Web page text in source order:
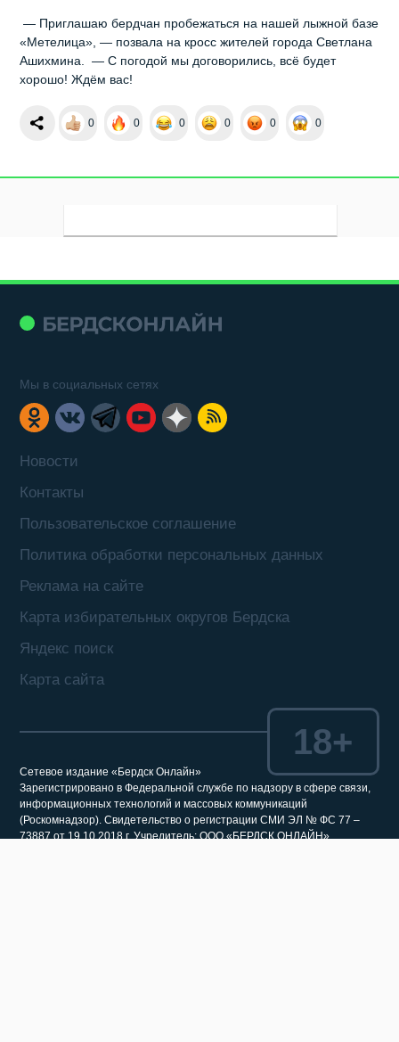
— Приглашаю бердчан пробежаться на нашей лыжной базе
«Метелица», — позвала на кросс жителей города Светлана
Ашихмина. — С погодой мы договорились, всё будет
хорошо! Ждём вас!
0 0 0 0 0 0
Новости
Контакты
Пользовательское соглашение
Политика обработки персональных данных
Реклама на сайте
Карта избирательных округов Бердска
Яндекс поиск
Карта сайта
Мы в социальных сетях
Сетевое издание «Бердск Онлайн»
Зарегистрировано в Федеральной службе по надзору в сфере связи,
информационных технологий и массовых коммуникаций
(Роскомнадзор). Свидетельство о регистрации СМИ ЭЛ № ФС 77 –
73887 от 19.10.2018 г. Учредитель: ООО «БЕРДСК ОНЛАЙН»
18+